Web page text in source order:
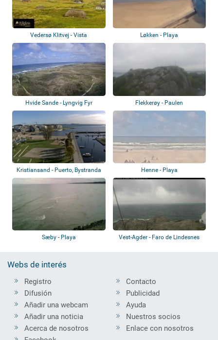
Vedersø Klitvej - Vista
panorámica
Løkken - Playa
Hvide Sande - Lyngvig Fyr Flekkerøy - Paulen
Kristiansand - Puerto, Bystranda Henne - Playa
Sæby - Playa Vest-Agder - Faro de Lindesnes
Webs de interés
Registro
Difusión
Añadir una webcam
Añadir una noticia
Acerca de nosotros
Contacto
Publicidad
Ayuda
Nuestros socios
Enlace con nosotros